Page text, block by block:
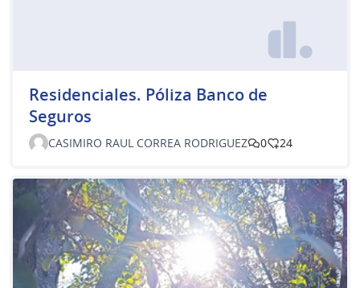
Residenciales. Póliza Banco de
Seguros
CASIMIRO RAUL CORREA RODRIGUEZ 0 24